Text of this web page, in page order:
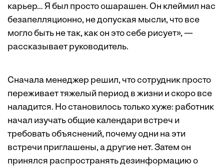
карьер… Я был просто ошарашен. Он клеймил нас
безапелляционно, не допуская мысли, что все
могло быть не так, как он это себе рисует», —
рассказывает руководитель.
Сначала менеджер решил, что сотрудник просто
переживает тяжелый период в жизни и скоро все
наладится. Но становилось только хуже: работник
начал изучать общие календари встреч и
требовать объяснений, почему одни на эти
встречи приглашены, а другие нет. Затем он
принялся распространять дезинформацию о